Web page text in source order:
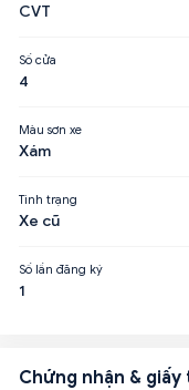
CVT
Số cửa
4
Màu sơn xe
Xám
Tình trạng
Xe cũ
Số lần đăng ký
1
Chứng nhận &